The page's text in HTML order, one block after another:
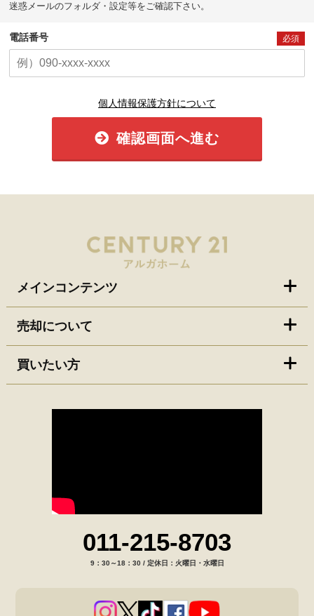
迷惑メールのフォルダ・設定等をご確認下さい。
電話番号 必須
個人情報保護方針について
確認画面へ進む
メインコンテンツ
売却について
買いたい方
011-215-8703
9：30～18：30 / 定休日：火曜日・水曜日